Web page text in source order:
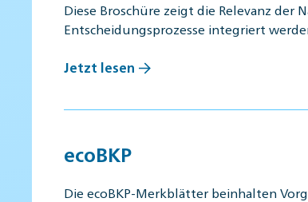
Diese Broschüre zeigt die Relevanz
Entscheidungsprozesse integriert
Jetzt lesen
ecoBKP
Die ecoBKP-Merkblätter beinhalten